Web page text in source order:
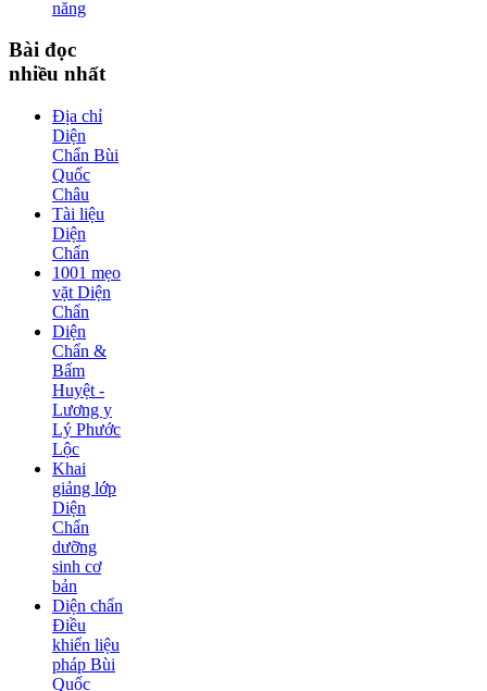
năng
Bài đọc
nhiều nhất
Địa chỉ
Diện
Chẩn Bùi
Quốc
Châu
Tài liệu
Diện
Chẩn
1001 mẹo
vặt Diện
Chẩn
Diện
Chẩn &
Bấm
Huyệt -
Lương y
Lý Phước
Lộc
Khai
giảng lớp
Diện
Chẩn
dưỡng
sinh cơ
bản
Diện chẩn
Điều
khiển liệu
pháp Bùi
Quốc